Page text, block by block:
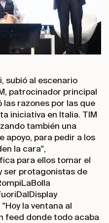
subió al escenario
patrocinador principal
las razones por las que
iniciativa en Italia. TIM
también una
apoyo, para pedir a los
la cara",
para ellos tomar el
ser protagonistas de
la ventana al
feed donde todo acaba